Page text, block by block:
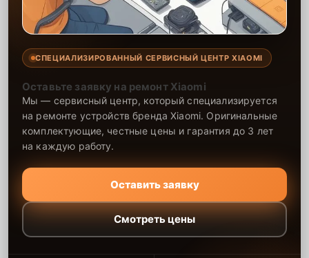
СПЕЦИАЛИЗИРОВАННЫЙ СЕРВИСНЫЙ ЦЕНТР XIAOMI
Оставьте заявку на ремонт Xiaomi
Мы — сервисный центр, который специализируется
на ремонте устройств бренда Xiaomi. Оригинальные
комплектующие, честные цены и гарантия до 3 лет
на каждую работу.
Оставить заявку
Смотреть цены